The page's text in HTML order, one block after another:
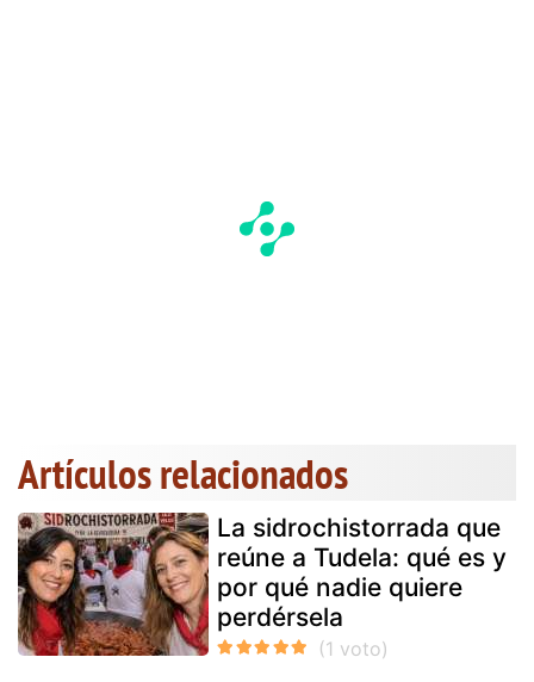
Artículos relacionados
La sidrochistorrada que
reúne a Tudela: qué es y
por qué nadie quiere
perdérsela